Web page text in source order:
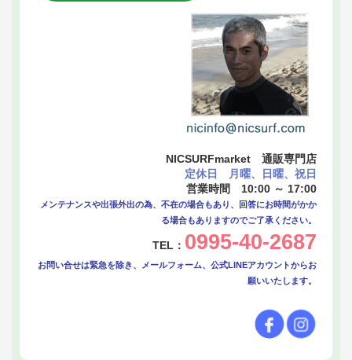
NICSURFmarket 通販専門店
定休日 月曜、日曜、祝日
営業時間 10:00 ～ 17:00
メンテナンスや出張外出の為、不在の場合もあり、回答にお時間がかか
る場合もありますのでご了承ください。
TEL： 0995-40-2687
お問い合せは緊急を除き、メールフォーム、公式LINEアカウントからお
願いいたします。